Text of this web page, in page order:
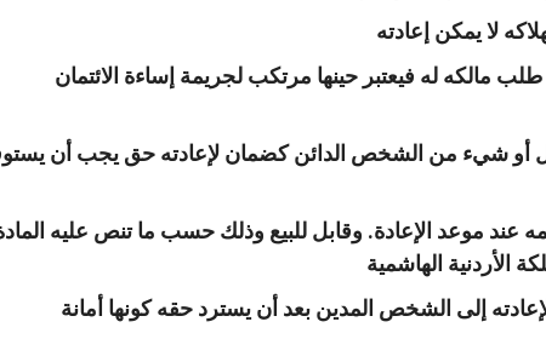
لا يمكن إعادته
مالكه له فيعتبر حينها مرتكب لجريمة إساءة الائتمان
أو شيء من الشخص الدائن كضمان لإعادته حق يجب أن
إلى الشخص المدين بعد أن يسترد حقه كونها أمانة